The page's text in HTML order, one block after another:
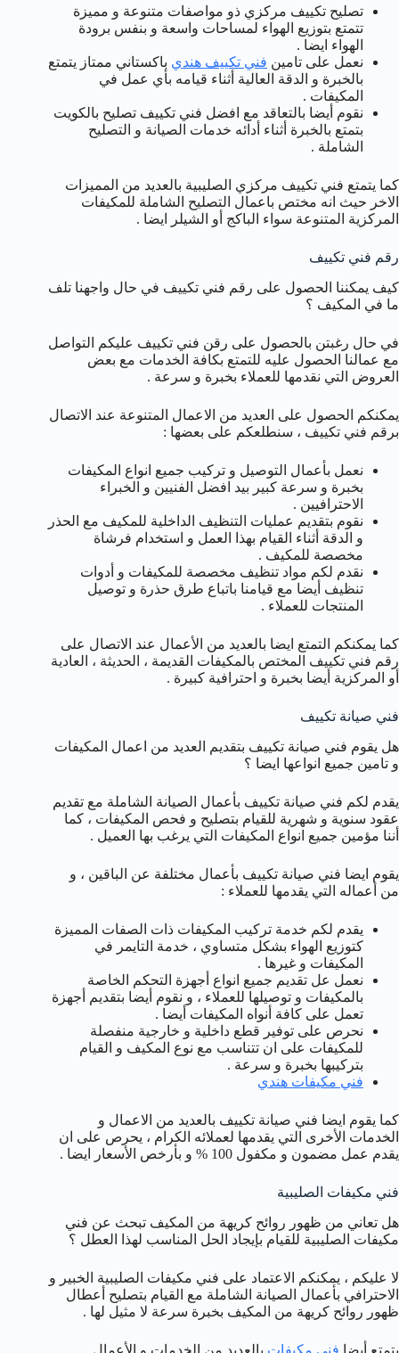
تصليح تكييف مركزي ذو مواصفات متنوعة و مميزة
تتمتع بتوزيع الهواء لمساحات واسعة و بنفس برودة
الهواء ايضا .
نعمل على تامين فني تكييف هندي باكستاني ممتاز يتمتع
بالخبرة و الدقة العالية أثناء قيامه بأي عمل في
المكيفات .
نقوم أيضا بالتعاقد مع افضل فني تكييف تصليح بالكويت
بتمتع بالخبرة أثناء أدائه خدمات الصيانة و التصليح
الشاملة .
كما يتمتع فني تكييف مركزي الصليبية بالعديد من المميزات
الاخر حيث انه مختص باعمال التصليح الشاملة للمكيفات
المركزية المتنوعة سواء الباكج أو الشيلر ايضا .
رقم فني تكييف
كيف يمكننا الحصول على رقم فني تكييف في حال واجهنا تلف
ما في المكيف ؟
في حال رغبتن بالحصول على رقن فني تكييف عليكم التواصل
مع عمالنا الحصول عليه للتمتع بكافة الخدمات مع بعض
العروض التي نقدمها للعملاء بخبرة و سرعة .
يمكنكم الحصول على العديد من الاعمال المتنوعة عند الاتصال
برقم فني تكييف ، سنطلعكم على بعضها :
نعمل بأعمال التوصيل و تركيب جميع انواع المكيفات
بخبرة و سرعة كبير بيد افضل الفنيين و الخبراء
الاحترافيين .
نقوم بتقديم عمليات التنظيف الداخلية للمكيف مع الحذر
و الدقة أثناء القيام بهذا العمل و استخدام فرشاة
مخصصة للمكيف .
نقدم لكم مواد تنظيف مخصصة للمكيفات و أدوات
تنظيف أيضا مع قيامنا باتباع طرق حذرة و توصيل
المنتجات للعملاء .
كما يمكنكم التمتع ايضا بالعديد من الأعمال عند الاتصال على
رقم فني تكييف المختص بالمكيفات القديمة ، الحديثة ، العادية
أو المركزية أيضا بخبرة و احترافية كبيرة .
فني صيانة تكييف
هل يقوم فني صيانة تكييف بتقديم العديد من اعمال المكيفات
و تامين جميع انواعها ايضا ؟
يقدم لكم فني صيانة تكييف بأعمال الصيانة الشاملة مع تقديم
عقود سنوية و شهرية للقيام بتصليح و فحص المكيفات ، كما
أننا مؤمين جميع انواع المكيفات التي يرغب بها العميل .
يقوم ايضا فني صيانة تكييف بأعمال مختلفة عن الباقين ، و
من أعماله التي يقدمها للعملاء :
يقدم لكم خدمة تركيب المكيفات ذات الصفات المميزة
كتوزيع الهواء بشكل متساوي ، خدمة التايمر في
المكيفات و غيرها .
نعمل عل تقديم جميع انواع أجهزة التحكم الخاصة
بالمكيفات و توصيلها للعملاء ، و نقوم أيضا بتقديم أجهزة
تعمل على كافة أنواه المكيفات أيضا .
نحرص على توفير قطع داخلية و خارجية منفصلة
للمكيفات على ان تتناسب مع نوع المكيف و القيام
بتركيبها بخبرة و سرعة .
فني مكيفات هندي
كما يقوم ايضا فني صيانة تكييف بالعديد من الاعمال و
الخدمات الأخرى التي يقدمها لعملائه الكرام ، يحرص على ان
يقدم عمل مضمون و مكفول 100 % و بأرخص الأسعار ايضا .
فني مكيفات الصليبية
هل تعاني من ظهور روائح كريهة من المكيف تبحث عن فني
مكيفات الصليبية للقيام بإيجاد الحل المناسب لهذا العطل ؟
لا عليكم ، يمكنكم الاعتماد على فني مكيفات الصليبية الخبير و
الاحترافي بأعمال الصيانة الشاملة مع القيام بتصليح أعطال
ظهور روائح كريهة من المكيف بخبرة سرعة لا مثيل لها .
يتمتع أيضا فني مكيفات بالعديد من الخدمات و الأعمال